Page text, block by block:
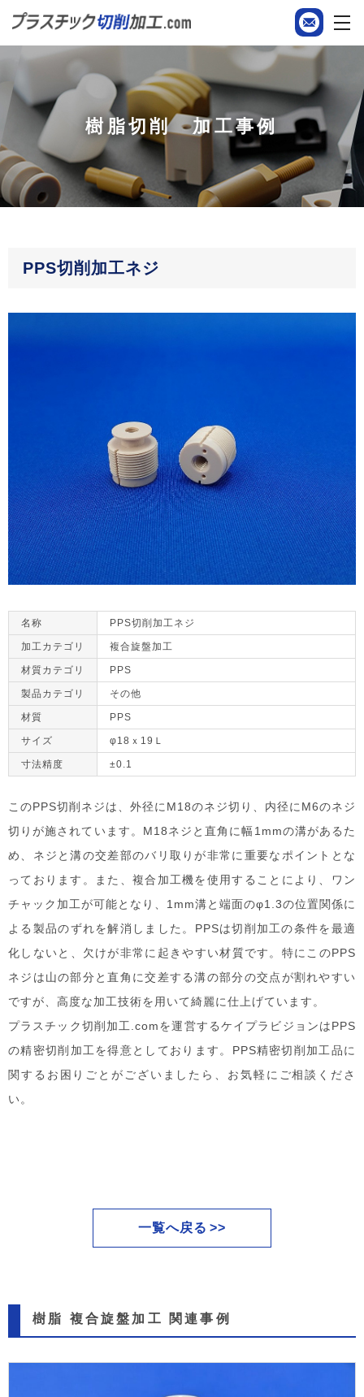
樹脂切削 加工事例
PPS切削加工ネジ
名称 PPS切削加工ネジ
加工カテゴリ 複合旋盤加工
材質カテゴリ PPS
製品カテゴリ その他
材質 PPS
サイズ φ18ｘ19Ｌ
寸法精度 ±0.1
このPPS切削ネジは、外径にM18のネジ切り、内径にM6のネジ
切りが施されています。M18ネジと直角に幅1mmの溝があるた
め、ネジと溝の交差部のバリ取りが非常に重要なポイントとな
っております。また、複合加工機を使用することにより、ワン
チャック加工が可能となり、1mm溝と端面のφ1.3の位置関係に
よる製品のずれを解消しました。PPSは切削加工の条件を最適
化しないと、欠けが非常に起きやすい材質です。特にこのPPS
ネジは山の部分と直角に交差する溝の部分の交点が割れやすい
ですが、高度な加工技術を用いて綺麗に仕上げています。
プラスチック切削加工.comを運営するケイプラビジョンはPPS
の精密切削加工を得意としております。PPS精密切削加工品に
関するお困りごとがございましたら、お気軽にご相談くださ
い。
一覧へ戻る
樹脂 複合旋盤加工 関連事例